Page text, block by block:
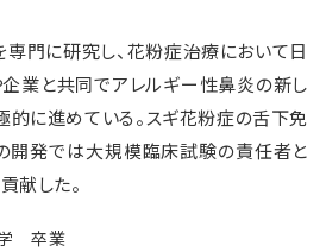
門に研究し、花粉症治療において日
業と共同でアレルギー性鼻炎の新し
に進めている。スギ花粉症の舌下免
開発では大規模臨床試験の責任者と
献した。
卒業